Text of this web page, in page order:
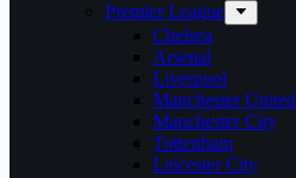
Premier League
Chelsea
Arsenal
Liverpool
Manchester United
Manchester City
Tottenham
Leicester City